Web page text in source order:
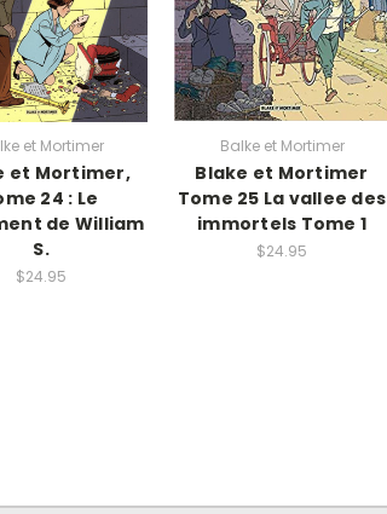
et Mortimer
et Mortimer,
24 : Le
de William
S.
$24.95
Balke et Mortimer
Blake et Mortimer
Tome 25 La vallee des
immortels Tome 1
$24.95